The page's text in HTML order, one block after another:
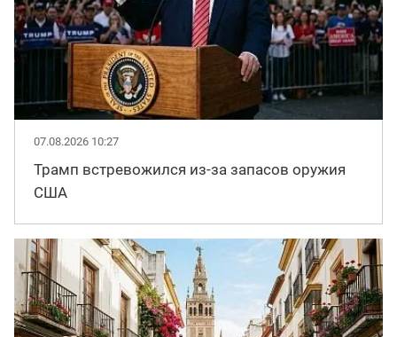
07.08.2026 10:27
Трамп встревожился из-за запасов оружия
США